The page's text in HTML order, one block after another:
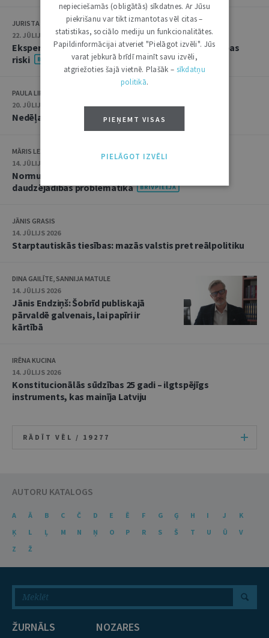
JURISTA VĀRDS
22. JŪLIJS 2026 • 14:00
Ekspertu saruna jūlijā: krimināltiesības un būvniecības
riski
PAULA LIPE
20. JŪLIJS 2026 • 16:05
Nedēļas notikumu apskats: 13.–17. jūlijs
MĀRIS LEJA
14. JŪLIJS 2026
Normu konkurences un noziedzīgu nodarījumu
daudzējādības problemātika
JĀNIS GRASIS
14. JŪLIJS 2026
Starptautiskās tiesības: mazās valstis pret reālpolitiku
DINA GAILĪTE, SANNIJA MATULE
14. JŪLIJS 2026
Jānis Endziņš: Šobrīd publiskajā
pārvaldē galvenais, lai papīri ir
kārtībā
IRĒNA KUCINA
14. JŪLIJS 2026
Konstitucionālās sūdzības 25 gadi – ilgtspējīgs
instruments, kas mainīja Latviju
RĀDĪT VĒL / 19277
AUTORU KATALOGS
A Ā B C Č D E Ē F G Ģ H I J
K
Ķ
L Ļ M N Ņ O P R S Š T U Ū
V
Z
Ž
ŽURNĀLS NOZARES
nepieciešamās (obligātās) sīkdatnes. Ar Jūsu
piekrišanu var tikt izmantotas vēl citas –
statistikas, sociālo mediju un funkcionalitātes.
Papildinformācijai atveriet "Pielāgot izvēli". Jūs
varat jebkurā brīdī mainīt savu izvēli,
atgriežoties šajā vietnē. Plašāk – sīkdatņu
politikā.
PIEŅEMT VISAS
PIELĀGOT IZVĒLI